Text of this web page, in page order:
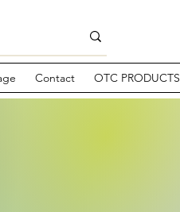
Contact OTC PRODUCTS